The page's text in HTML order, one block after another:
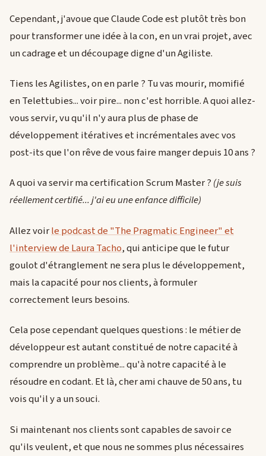
Cependant, j'avoue que Claude Code est plutôt très bon
pour transformer une idée à la con, en un vrai projet, avec
un cadrage et un découpage digne d'un Agiliste.
Tiens les Agilistes, on en parle ? Tu vas mourir, momifié
en Telettubies... voir pire... non c'est horrible. A quoi allez-
vous servir, vu qu'il n'y aura plus de phase de
développement itératives et incrémentales avec vos
post-its que l'on rêve de vous faire manger depuis 10 ans ?
A quoi va servir ma certification Scrum Master ? (je suis
réellement certifié... j'ai eu une enfance difficile)
Allez voirle podcast de "The Pragmatic Engineer" et
l'interview de Laura Tacho, qui anticipe que le futur
goulot d'étranglement ne sera plus le développement,
mais la capacité pour nos clients, à formuler
correctement leurs besoins.
Cela pose cependant quelques questions : le métier de
développeur est autant constitué de notre capacité à
comprendre un problème... qu'à notre capacité à le
résoudre en codant. Et là, cher ami chauve de 50 ans, tu
vois qu'il y a un souci.
Si maintenant nos clients sont capables de savoir ce
qu'ils veulent, et que nous ne sommes plus nécessaires